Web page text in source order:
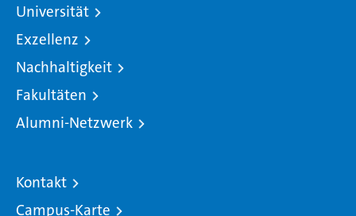
Universität
Exzellenz
Nachhaltigkeit
Fakultäten
Alumni-Netzwerk
Kontakt
Campus-Karte